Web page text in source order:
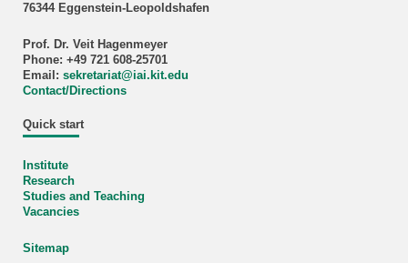
76344 Eggenstein-Leopoldshafen
Prof. Dr. Veit Hagenmeyer
Phone: +49 721 608-25701
Email: sekretariat@iai.kit.edu
Contact/Directions
Quick start
Institute
Research
Studies and Teaching
Vacancies
Sitemap